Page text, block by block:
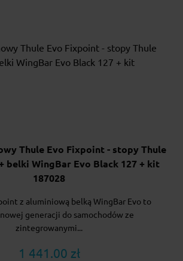
Thule Evo Fixpoint - stopy Thule
belki WingBar Evo Black 127 + kit
187028
z aluminiową belką WingBar Evo to
generacji do samochodów ze
zintegrowanymi...
1 441.00 zł